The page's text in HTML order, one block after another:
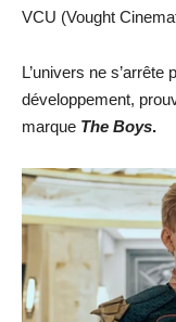
VCU (Vought
L’univers ne
développement,
marque The Boys.